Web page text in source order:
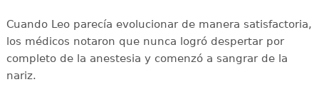
Cuando Leo parecía evolucionar de manera satisfactoria,
los médicos notaron que nunca logró despertar por
completo de la anestesia y comenzó a sangrar de la
nariz.